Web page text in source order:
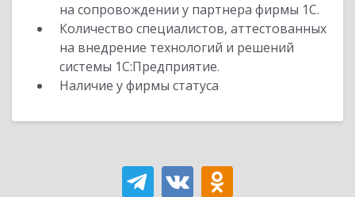
на сопровождении у партнера фирмы 1С.
Количество специалистов, аттестованных
на внедрение технологий и решений
системы 1С:Предприятие.
Наличие у фирмы статуса